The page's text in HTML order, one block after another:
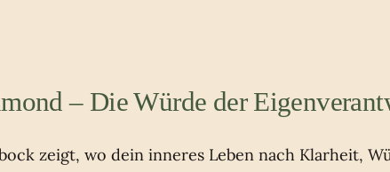
– Die Würde der
zeigt, wo dein inneres Leben nach Klarheit,